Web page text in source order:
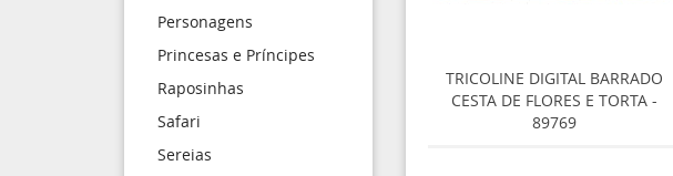
Personagens
Princesas e Príncipes
Raposinhas
Safari
Sereias
TRICOLINE DIGITAL BARRADO
CESTA DE FLORES E TORTA -
89769